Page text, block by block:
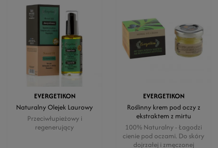
EVERGETIKON
Naturalny Olejek Laurowy
Przeciwłupieżowy i
regenerujący
EVERGETIKON
Roślinny krem pod oczy z
ekstraktem z mirtu
100% Naturalny - Łagodzi
cienie pod oczami. Do skóry
dojrzałej i zmęczonej